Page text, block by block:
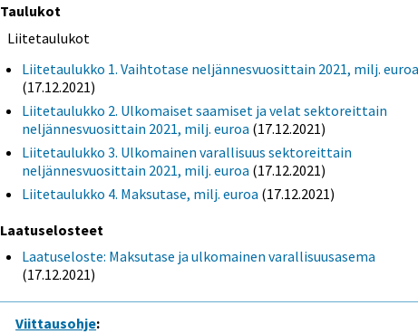
Taulukot
Liitetaulukot
Liitetaulukko 1. Vaihtotase neljännesvuosittain 2021, milj.
(17.12.2021)
Liitetaulukko 2. Ulkomaiset saamiset ja velat sektoreittain
neljännesvuosittain 2021, milj. euroa (17.12.2021)
Liitetaulukko 3. Ulkomainen varallisuus sektoreittain
neljännesvuosittain 2021, milj. euroa (17.12.2021)
Liitetaulukko 4. Maksutase, milj. euroa (17.12.2021)
Laatuselosteet
Laatuseloste: Maksutase ja ulkomainen varallisuusasema
(17.12.2021)
Viittausohje: